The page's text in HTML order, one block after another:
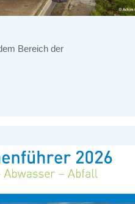
Bereich der